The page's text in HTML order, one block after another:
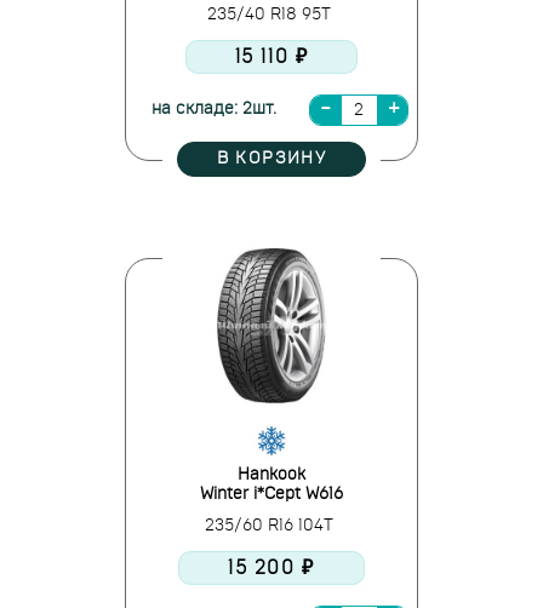
235/40 R18 95T
15 110 ₽
на складе: 2шт.
В КОРЗИНУ
Hankook
Winter i*Cept W616
235/60 R16 104T
15 200 ₽